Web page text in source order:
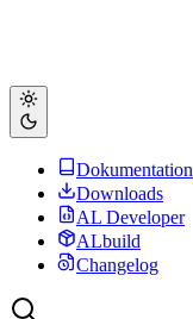
Dokumentation
Downloads
AL Developer
ALbuild
Changelog